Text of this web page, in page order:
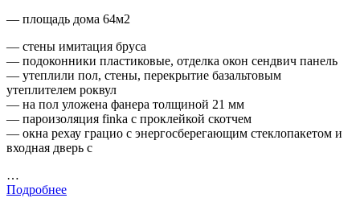
— площадь дома 64м2
— стены имитация бруса
— подоконники пластиковые, отделка окон сендвич панель
— утеплили пол, стены, перекрытие базальтовым
утеплителем роквул
— на пол уложена фанера толщиной 21 мм
— пароизоляция finka с проклейкой скотчем
— окна рехау грацио с энергосберегающим стеклопакетом и
входная дверь с
…
Подробнее